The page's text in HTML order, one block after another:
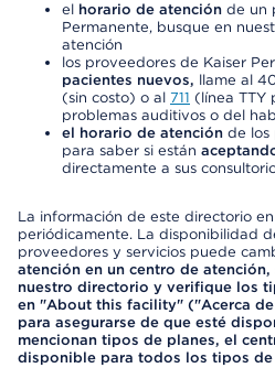
el horario de atención de un
Permanente, busque en
atención
los proveedores de Kaiser
pacientes nuevos, llame al
(sin costo) o al 711 (línea TTY
problemas auditivos o del
el horario de atención de los
para saber si están
directamente a sus
La información de este directorio
periódicamente. La disponibilidad
proveedores y servicios puede
atención en un centro de
nuestro directorio y verifique los
en "About this facility" ("Acerca
para asegurarse de que esté
mencionan tipos de planes, el
disponible para todos los tipos de